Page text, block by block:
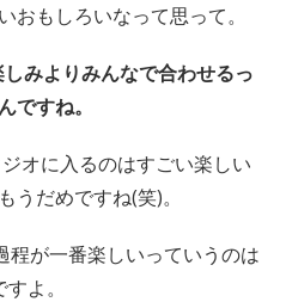
おもしろいなって思って。
みよりみんなで合わせるっ
ですね。
オに入るのはすごい楽しい
うだめですね(笑)。
程が一番楽しいっていうのは
よ。